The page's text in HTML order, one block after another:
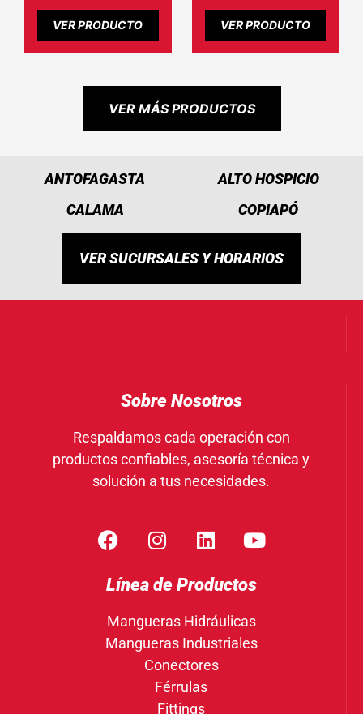
VER PRODUCTO VER PRODUCTO
VER MÁS PRODUCTOS
ANTOFAGASTA
ALTO HOSPICIO
CALAMA
COPIAPÓ
VER SUCURSALES Y HORARIOS
Sobre Nosotros
Respaldamos cada operación con
productos confiables, asesoría técnica y
solución a tus necesidades.
Línea de Productos
Mangueras Hidráulicas
Mangueras Industriales
Conectores
Férrulas
Fittings